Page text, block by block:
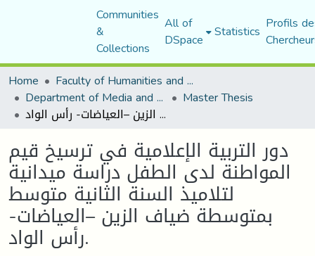
Communities
&
Collections
All of
DSpace Statistics Profils
Home
Faculty of Humanities and Social Sciences
Department of Media and Communication Studies Master Thesis
دور التربية الإعلامية في ترسيخ قيم المواطنة لدى الطفل دراسة ميدانية لتلاميذ السنة الثانية متوسط بمتوسطة ضياف الزين –العياضات- رأس الواد.
دور التربية الإعلامية في ترسيخ قيم
المواطنة لدى الطفل دراسة ميدانية
لتلاميذ السنة الثانية متوسط
بمتوسطة ضياف الزين –العياضات-
رأس الواد.